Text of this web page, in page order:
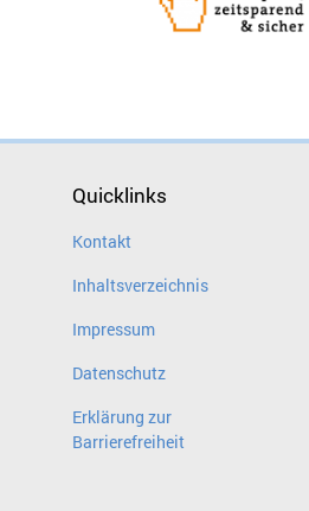
Quicklinks
Kontakt
Inhaltsverzeichnis
Impressum
Datenschutz
Erklärung zur
Barrierefreiheit